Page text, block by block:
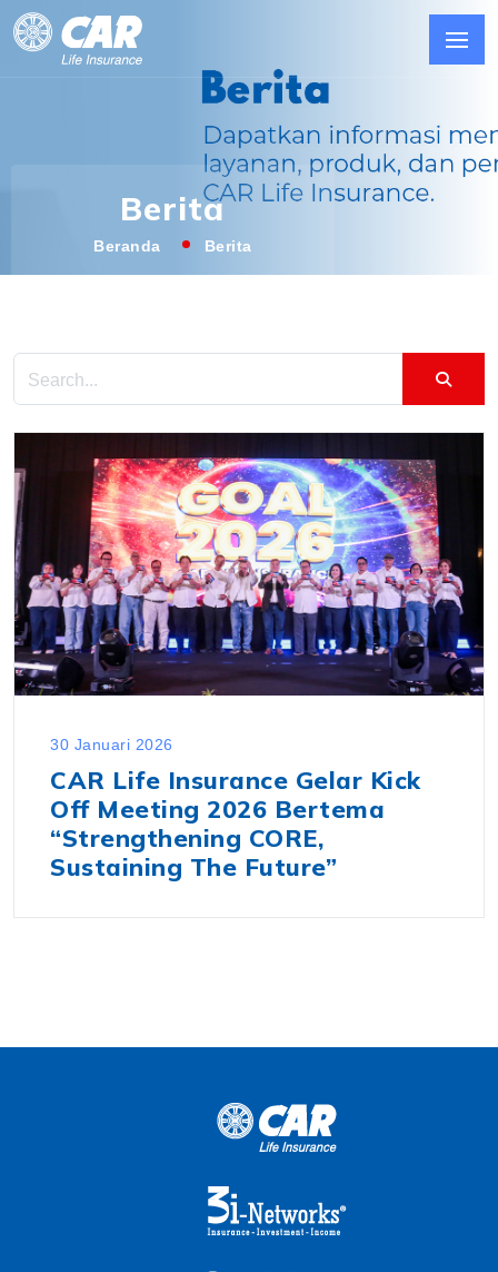
Berita
Beranda Berita
30 Januari 2026
CAR Life Insurance Gelar Kick
Off Meeting 2026 Bertema
“Strengthening CORE,
Sustaining The Future”